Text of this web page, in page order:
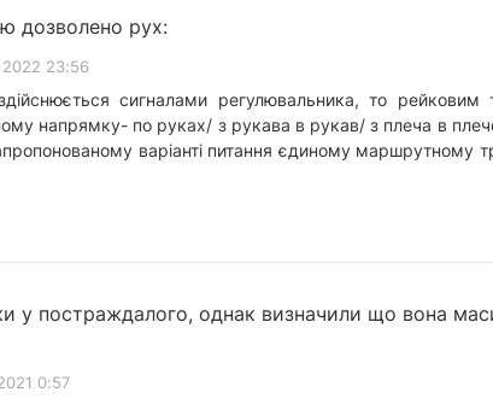
дозволено рух:
2022 23:56
сигналами регулювальника, то рейковим
напрямку- по руках/ з рукава в рукав/ з плеча в
варіанті питання єдиному маршрутному
у постраждалого, однак визначили що вона
0:57